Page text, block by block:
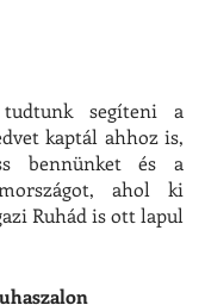
segíteni a
kaptál ahhoz is,
bennünket és a
ahol ki
Ruhád is ott lapul